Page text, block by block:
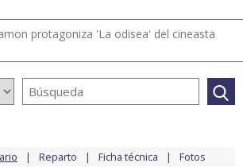
protagoniza 'La odisea' del cineasta
Reparto Ficha técnica Fotos